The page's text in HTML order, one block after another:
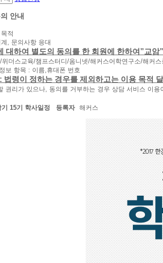
안내
적
, 문의사항 응대
대하여 별도의 동의를 한 회원에 한하여”교
더스교육/챔프스터디/옴니넷/해커스어학연구소/해커
보 항목 : 이름,휴대폰 번호
법령이 정하는 경우를 제외하고는 이용 목적
권리가 있으나, 동의를 거부하는 경우 상담 서비스 이용
15기 학사일정 등록자 해커스